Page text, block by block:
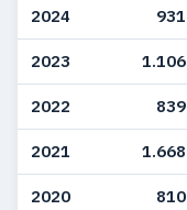
2024 931
2023 1.106
2022 839
2021 1.668
2020 810